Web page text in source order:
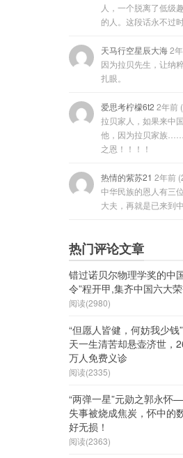
人，一个脱离了低级
的人。这段话永不过
天马行空星辰大海2
因为拉贝先生，让纳
扎眼。
爱思考柠檬6t2 2年前
拉贝家人，如果来中
他，因为拉贝家族
之恩！！！！
热情的紫苏21 2年前
中华民族的恩人有三
大夫，再就是已来到
热门评论文章
错过诺贝尔物理学奖的中
令”程开甲,集齐中国六大
阅读(2980)
“但愿人皆健，何妨我少钱
天一生清苦却悬壶济世，
万人免费义诊
阅读(2335)
“两弹一星”元勋之郭永
失事被烧成焦炭，怀中的
好无损！
阅读(2363)